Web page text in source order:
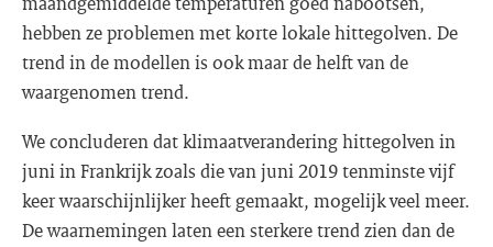
hebben ze problemen met korte lokale hittegolven. De
trend in de modellen is ook maar de helft van de
waargenomen trend.
We concluderen dat klimaatverandering hittegolven in
juni in Frankrijk zoals die van juni 2019 tenminste vijf
keer waarschijnlijker heeft gemaakt, mogelijk veel meer.
De waarnemingen laten een sterkere trend zien dan de